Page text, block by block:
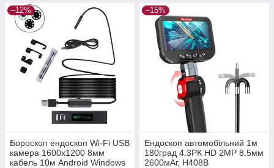
–12%
Бороскоп ендоскоп Wi-Fi USB
камера 1600x1200 8мм
кабель 10м Android Windows
–15%
Ендоскоп автомобільний 1м
180град 4.3РК HD 2MP 8.5мм
2600мАг, H408B